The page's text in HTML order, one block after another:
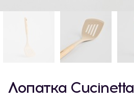
Лопатка Cucinetta